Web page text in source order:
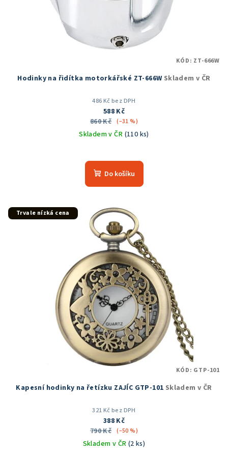
Hodinky na řidítka motorkářské ZT-666W Skladem v ČR
486 Kč bez DPH
588 Kč
860 Kč (–31 %)
Skladem v ČR (110 ks)
hodnocení
produktu
5
hvězdiček.
Do košíku
KÓD: ZT-666W
Trvale nízká cena
Kapesní hodinky na řetízku ZAJÍC GTP-101 Skladem v ČR
321 Kč bez DPH
388 Kč
790 Kč (–50 %)
Skladem v ČR (2 ks)
KÓD: GTP-101